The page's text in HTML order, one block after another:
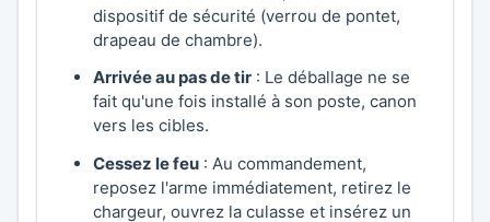
dispositif de sécurité (verrou de pontet,
drapeau de chambre).
Arrivée au pas de tir : Le déballage ne se
fait qu'une fois installé à son poste, canon
vers les cibles.
Cessez le feu : Au commandement,
reposez l'arme immédiatement, retirez le
chargeur, ouvrez la culasse et insérez un